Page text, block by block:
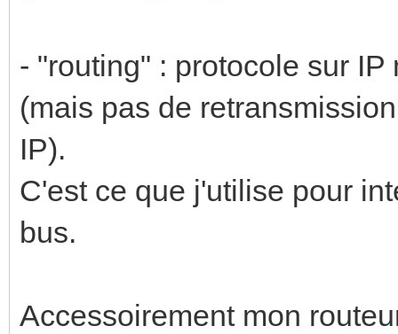
- "routing" : protocole sur
(mais pas de
IP).
C'est ce que j'utilise pour
bus.
Accessoirement mon